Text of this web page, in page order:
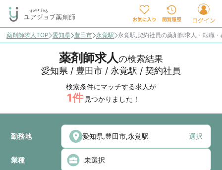
薬剤師求人TOP 愛知県 豊田市 永覚駅 永覚駅,契約社員の薬剤師求人・転職
薬剤師求人の検索結果
愛知県 / 豊田市 / 永覚駅 / 契約社員
検索条件にマッチする求人が
1件 見つかりました！
勤務地 選択
業種